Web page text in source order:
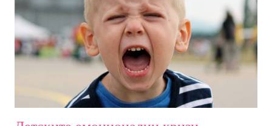
емоциите - Компетентност и интелигентност – прилики и
разлики; Емоционална компетентност; Ключови умения
според Каролин Саарни; Емоционалните компетенции като
предпоставка за социални такива - Емоциите като част от
детското ежедневие; Детските емоционални кризи - Е...